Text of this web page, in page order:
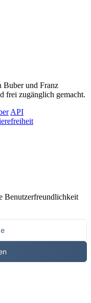
Buber und Franz
frei zugänglich gemacht.
API
Benutzerfreundlichkeit